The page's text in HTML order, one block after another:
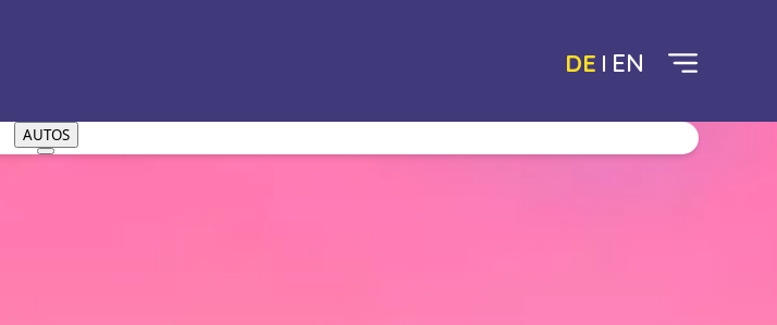
DE EN
AUTOS